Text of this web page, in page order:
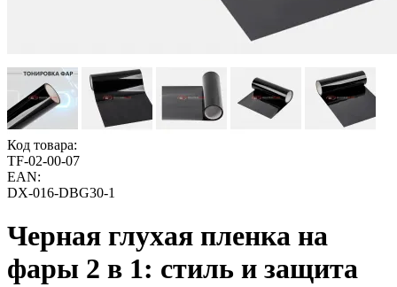
Код товара:
TF-02-00-07
EAN:
DX-016-DBG30-1
Черная глухая пленка на
фары 2 в 1: стиль и защита